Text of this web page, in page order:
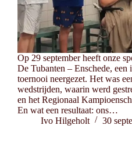
Op 29 september heeft onze
De Tubanten – Enschede,
toernooi neergezet. Het was
wedstrijden, waarin werd
en het Regionaal
En wat een resultaat: ons…
Ivo Hilgeholt
30